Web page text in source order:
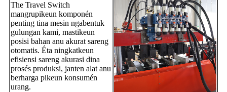
The Travel Switch
mangrupikeun komponén
penting tina mesin ngabentuk
gulungan kami, mastikeun
posisi bahan anu akurat sareng
otomatis. Éta ningkatkeun
efisiensi sareng akurasi dina
prosés produksi, janten alat anu
berharga pikeun konsumén
urang.